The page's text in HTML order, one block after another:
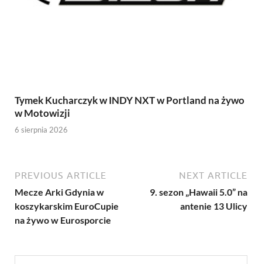
Tymek Kucharczyk w INDY NXT w Portland na żywo
w Motowizji
6 sierpnia 2026
PREVIOUS ARTICLE
Mecze Arki Gdynia w
koszykarskim EuroCupie
na żywo w Eurosporcie
NEXT ARTICLE
9. sezon „Hawaii 5.0” na
antenie 13 Ulicy